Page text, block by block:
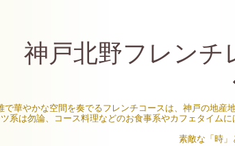
神戸北野フレン
〜シ
で華やかな空間を奏でるフレンチコースは、神戸の地産
系は勿論、コース料理などのお食事系やカフェタイム
素敵な「時」